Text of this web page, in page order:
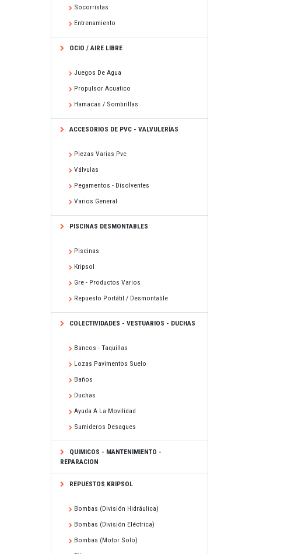
Socorristas
Entrenamiento
OCIO / AIRE LIBRE
Juegos De Agua
Propulsor Acuatico
Hamacas / Sombrillas
ACCESORIOS DE PVC - VALVULERÍAS
Piezas Varias Pvc
Válvulas
Pegamentos - Disolventes
Varios General
PISCINAS DESMONTABLES
Piscinas
Kripsol
Gre - Productos Varios
Repuesto Portátil / Desmontable
COLECTIVIDADES - VESTUARIOS - DUCHAS
Bancos - Taquillas
Lozas Pavimentos Suelo
Baños
Duchas
Ayuda A La Movilidad
Sumideros Desagues
QUIMICOS - MANTENIMIENTO -
REPARACION
REPUESTOS KRIPSOL
Bombas (división Hidráulica)
Bombas (división Eléctrica)
Bombas (motor Solo)